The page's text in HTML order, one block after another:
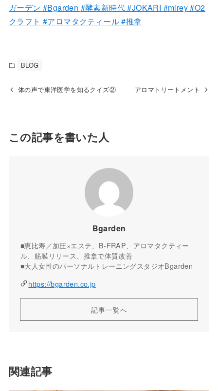
ガーデン #Bgarden #酵素新時代#JOKARI #mirey#O2
クラフト #アロマタクティール#推拿
BLOG
体の声で東洋医学を知るクイズ② アロマトリートメント
この記事を書いた人
Bgarden
■恵比寿／加圧×エステ、B-FRAP、アロマタクティー
ル、筋膜リリース、推拿で体質改善
■大人女性のパーソナルトレーニングスタジオBgarden
https://bgarden.co.jp
記事一覧へ
関連記事